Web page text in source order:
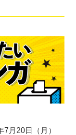
果発表」
薦いただいたマ
た」50のマンガ
進みます。
って大チャンス
年の「Webマン
ください！
月20日（月）